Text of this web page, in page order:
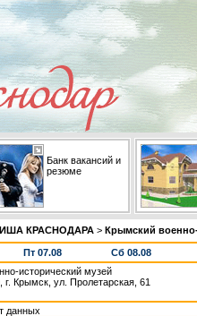
Банк вакансий и
резюме
КРАСНОДАРА > Крымский
Пт 07.08
Сб 08.08
исторический музей
г. Крымск, ул. Пролетарская, 61
данных